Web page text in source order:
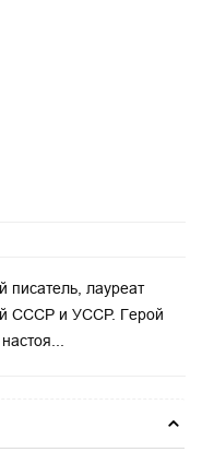
писатель, лауреат
СССР и УССР. Герой